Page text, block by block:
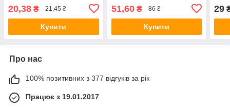
20,38 ₴ 21,45 ₴
Купити
додаванням шпинату) 80г.
51,60₴ 86 ₴
Купити
29
Про нас
100% позитивних з 377 відгуків за рік
Працює з 19.01.2017